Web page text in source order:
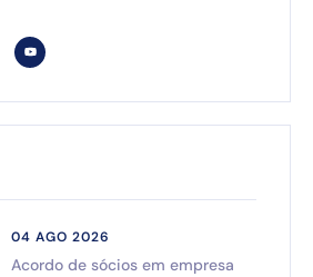
04 AGO 2026
Acordo de sócios em empresa